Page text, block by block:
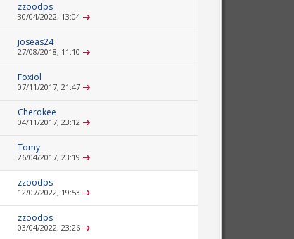
zzoodps
30/04/2022, 13:04
joseas24
27/08/2018, 11:10
Foxiol
07/11/2017, 21:47
Cherokee
04/11/2017, 23:12
Tomy
26/04/2017, 23:19
zzoodps
12/07/2022, 19:53
zzoodps
03/04/2022, 23:26